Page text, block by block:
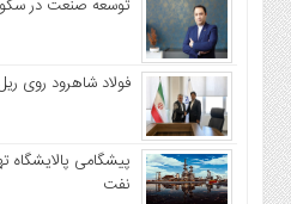
توسعه صنعت در
فولاد شاهرود روی
پیشگامی
نفت